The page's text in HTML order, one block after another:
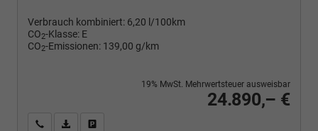
Verbrauch kombiniert: 6,20 l/100km
CO2-Klasse: E
CO2-Emissionen: 139,00 g/km
24.890,– €
19% MwSt. Mehrwertsteuer ausweisbar
Wir rufen Sie anPDF-Fahrzeugexposé drucken